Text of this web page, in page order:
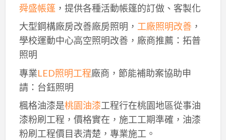
舜盛帳篷，提供各種活動帳篷的訂做、客製化
大型鋼構廠房改善廠房照明， 工廠照明改善，
學校運動中心高空照明改善，廠商推薦：拓普
照明
專業LED照明工程廠商，節能補助案協助申
請：台鈺照明
楓格油漆是桃園油漆工程行在桃園地區從事油
漆粉刷工程，價格實在，施工工期準確，油漆
粉刷工程價目表清楚，專業施工。